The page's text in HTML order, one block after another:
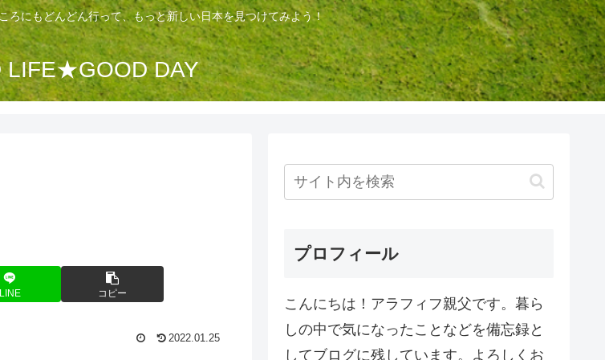
ろにもどんどん行って、もっと新しい日本を見つけてみよう！
LIFE★GOOD DAY
LINE コピー
2022.01.25
プロフィール
こんにちは！アラフィフ親父です。暮ら
しの中で気になったことなどを備忘録と
してブログに残しています。よろしくお